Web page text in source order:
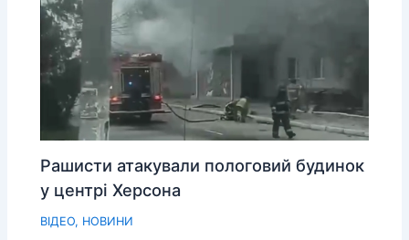
Рашисти атакували пологовий будинок
у центрі Херсона
ВІДЕО, НОВИНИ